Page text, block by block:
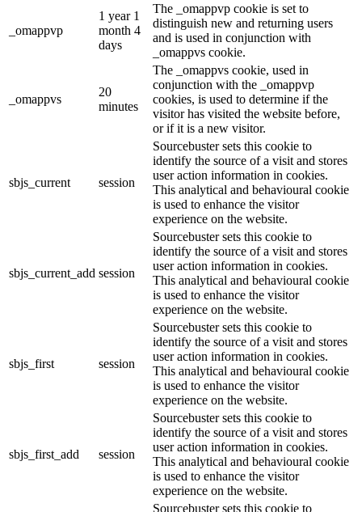
_omappvp
1 year 1
month 4
days
The _omappvp cookie is set to
distinguish new and returning users
and is used in conjunction with
_omappvs cookie.
_omappvs
20
minutes
The _omappvs cookie, used in
conjunction with the _omappvp
cookies, is used to determine if the
visitor has visited the website before,
or if it is a new visitor.
sbjs_current session
Sourcebuster sets this cookie to
identify the source of a visit and stores
user action information in cookies.
This analytical and behavioural cookie
is used to enhance the visitor
experience on the website.
sbjs_current_add session
Sourcebuster sets this cookie to
identify the source of a visit and stores
user action information in cookies.
This analytical and behavioural cookie
is used to enhance the visitor
experience on the website.
sbjs_first session
Sourcebuster sets this cookie to
identify the source of a visit and stores
user action information in cookies.
This analytical and behavioural cookie
is used to enhance the visitor
experience on the website.
sbjs_first_add session
Sourcebuster sets this cookie to
identify the source of a visit and stores
user action information in cookies.
This analytical and behavioural cookie
is used to enhance the visitor
experience on the website.
Sourcebuster sets this cookie to